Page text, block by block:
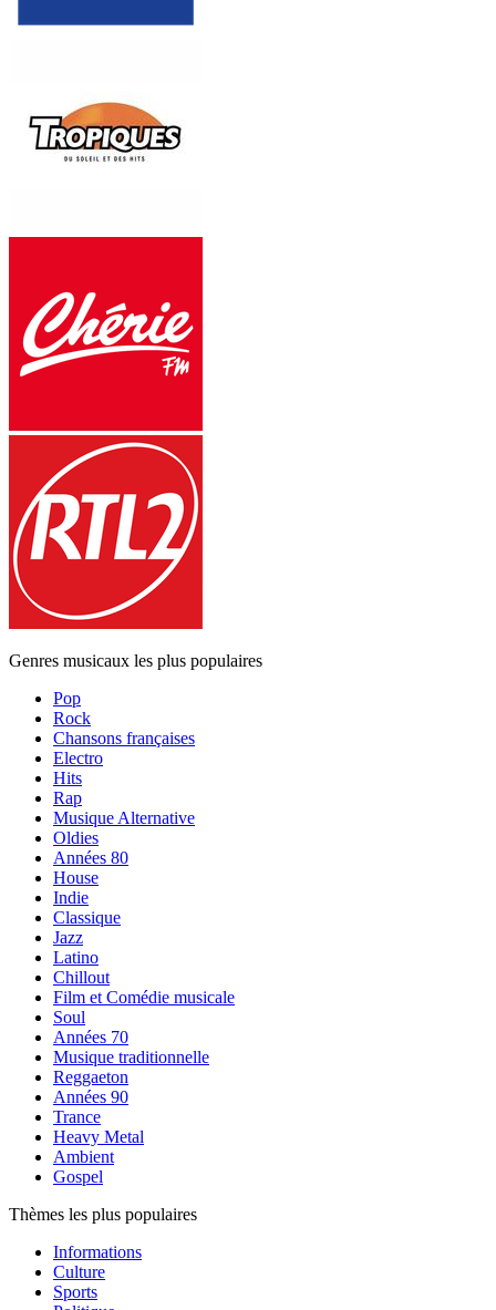
Genres musicaux les plus populaires
Pop
Rock
Chansons françaises
Electro
Hits
Rap
Musique Alternative
Oldies
Années 80
House
Indie
Classique
Jazz
Latino
Chillout
Film et Comédie musicale
Soul
Années 70
Musique traditionnelle
Reggaeton
Années 90
Trance
Heavy Metal
Ambient
Gospel
Thèmes les plus populaires
Informations
Culture
Sports